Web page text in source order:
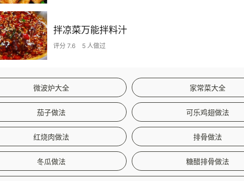
拌凉菜万能拌料汁
评分 7.6 5 人做过
微波炉大全 家常菜大全
茄子做法 可乐鸡翅做法
红烧肉做法 排骨做法
冬瓜做法 糖醋排骨做法